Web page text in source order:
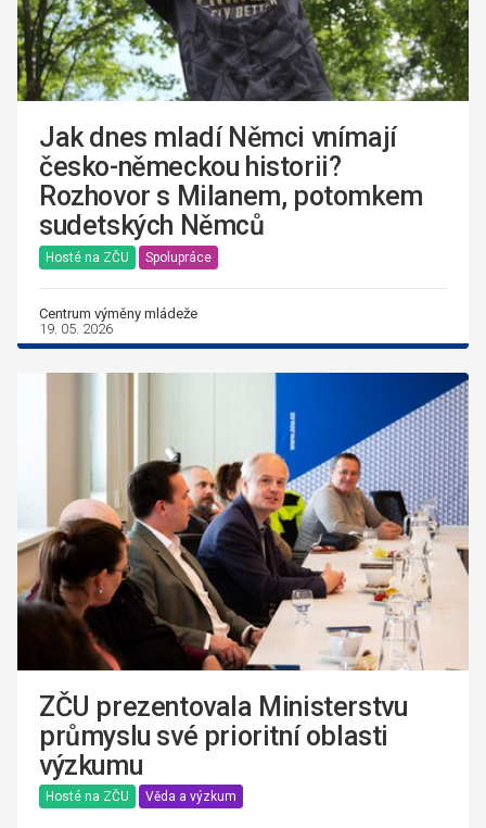
Jak dnes mladí Němci vnímají
česko-německou historii?
Rozhovor s Milanem, potomkem
sudetských Němců
Hosté na ZČU Spolupráce
Centrum výměny mládeže
19. 05. 2026
ZČU prezentovala Ministerstvu
průmyslu své prioritní oblasti
výzkumu
Hosté na ZČU Věda a výzkum